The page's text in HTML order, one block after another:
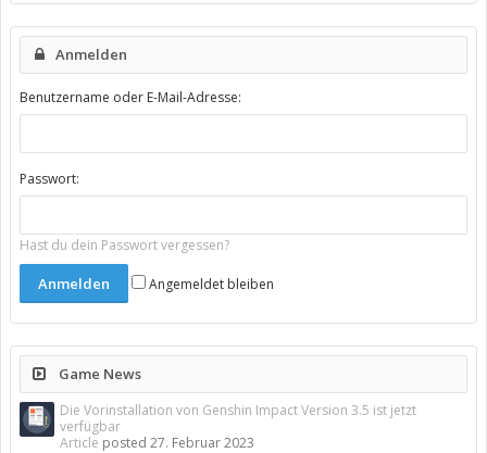
Anmelden
Benutzername oder E-Mail-Adresse:
Passwort:
Hast du dein Passwort vergessen?
Angemeldet bleiben
Game News
Die Vorinstallation von Genshin Impact Version 3.5 ist jetzt
verfügbar
Article posted 27. Februar 2023